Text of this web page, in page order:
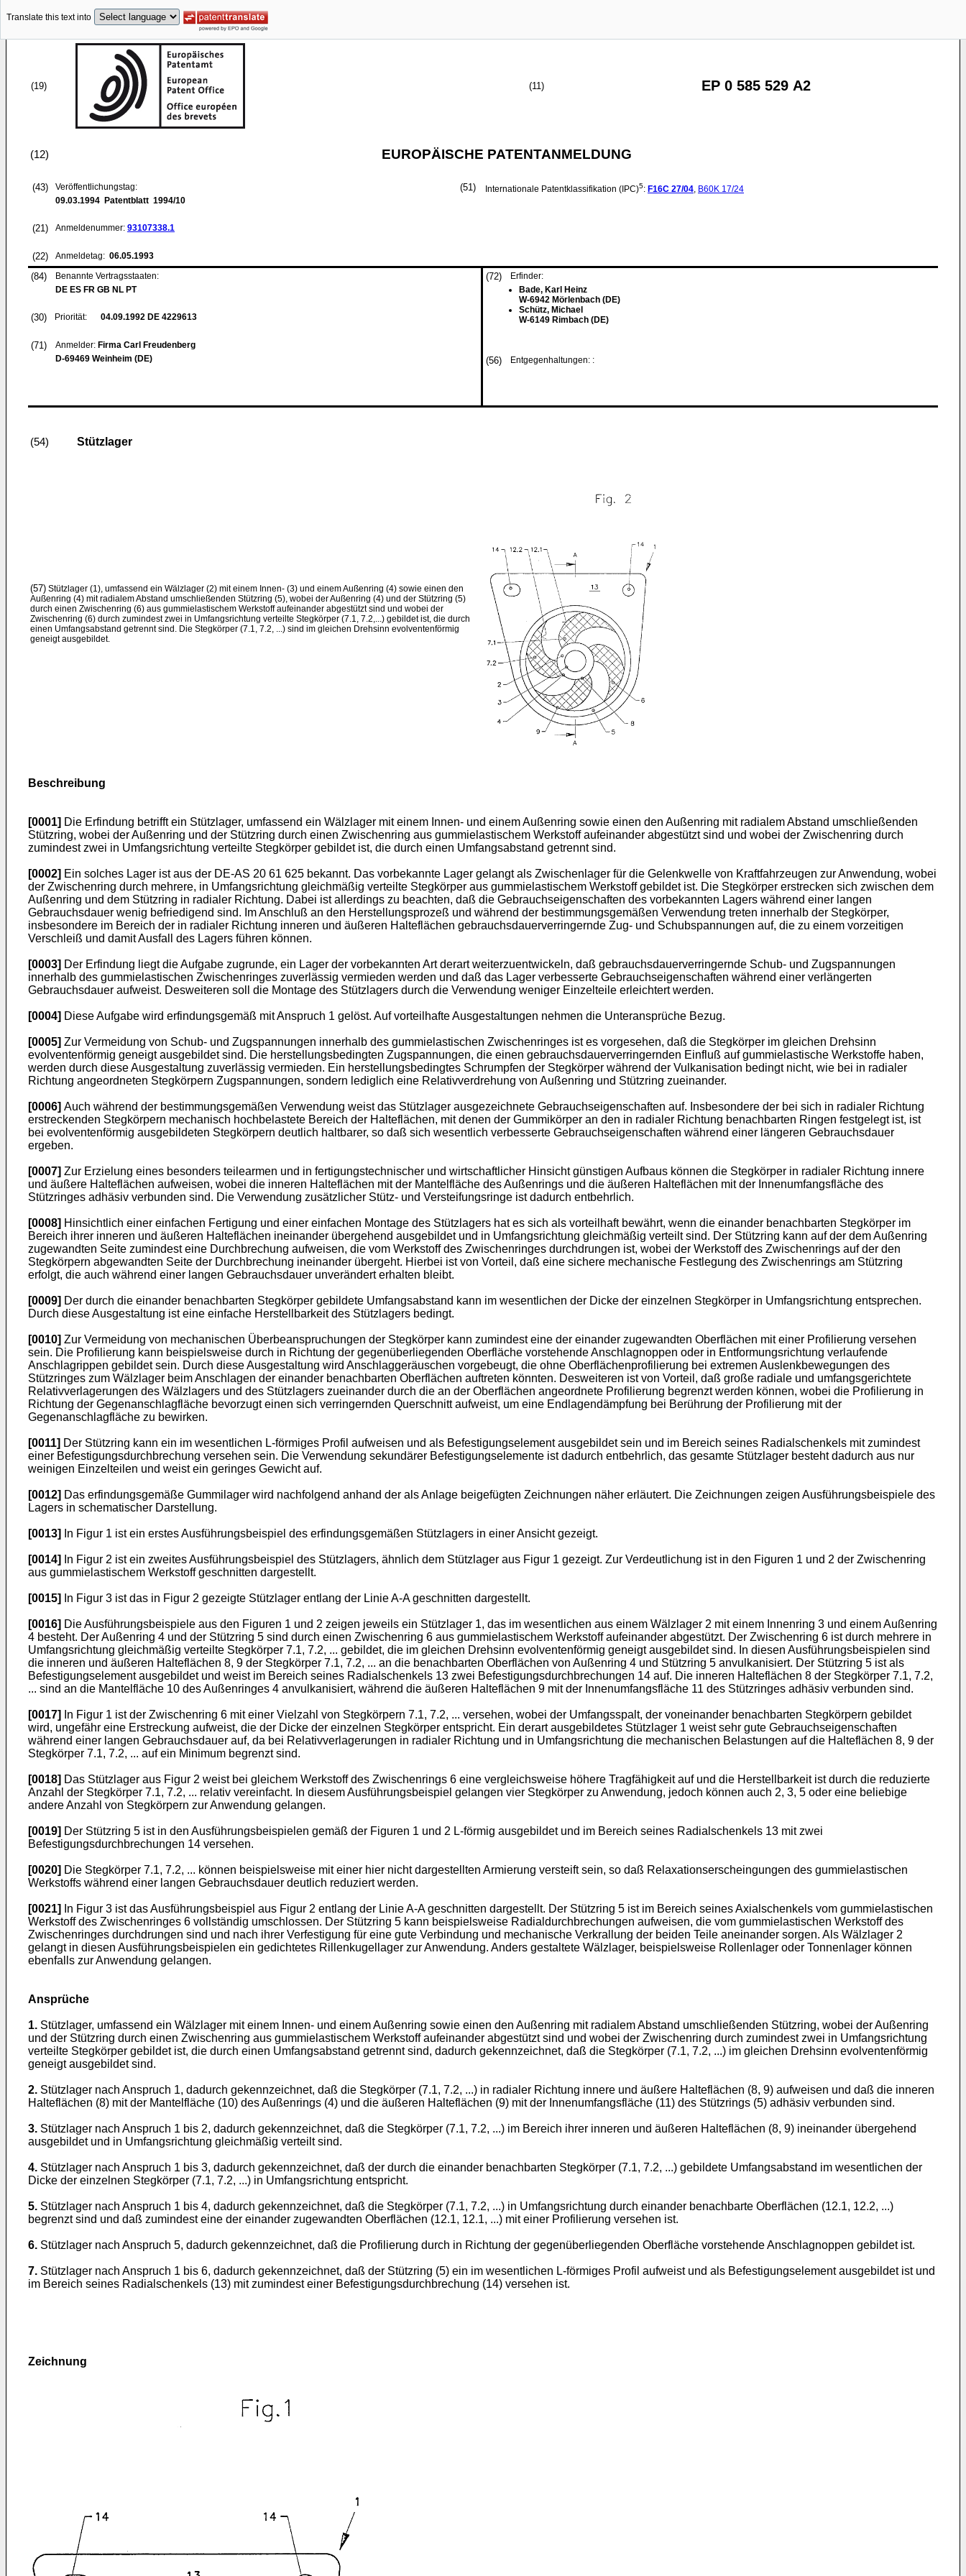
Translate this text into
(19) (11) EP 0 585 529 A2
(12) EUROPÄISCHE PATENTANMELDUNG
(43)
Veröffentlichungstag:
09.03.1994 Patentblatt 1994/10
(21) Anmeldenummer: 93107338.1
(22) Anmeldetag: 06.05.1993
(51) Internationale Patentklassifikation (IPC)5: F16C 27/04, B60K 17/24
(84)
Benannte Vertragsstaaten:
DE ES FR GB NL PT
(30) Priorität: 04.09.1992 DE 4229613
(71) Anmelder: Firma Carl Freudenberg
D-69469 Weinheim (DE)
(72)
Erfinder:
Bade, Karl Heinz
W-6942 Mörlenbach (DE)
Schütz, Michael
W-6149 Rimbach (DE)
(56) Entgegenhaltungen: :
(54) Stützlager
(57) Stützlager (1), umfassend ein Wälzlager (2) mit einem Innen- (3) und einem Außenring (4) sowie einen den
Außenring (4) mit radialem Abstand umschließenden Stützring (5), wobei der Außenring (4) und der Stützring (5)
durch einen Zwischenring (6) aus gummielastischem Werkstoff aufeinander abgestützt sind und wobei der
Zwischenring (6) durch zumindest zwei in Umfangsrichtung verteilte Stegkörper (7.1, 7.2,...) gebildet ist, die durch
einen Umfangsabstand getrennt sind. Die Stegkörper (7.1, 7.2, ...) sind im gleichen Drehsinn evolventenförmig
geneigt ausgebildet.
Beschreibung
[0001] Die Erfindung betrifft ein Stützlager, umfassend ein Wälzlager mit einem Innen- und einem Außenring sowie einen den Außenring mit radialem Abstand umschließenden
Stützring, wobei der Außenring und der Stützring durch einen Zwischenring aus gummielastischem Werkstoff aufeinander abgestützt sind und wobei der Zwischenring durch
zumindest zwei in Umfangsrichtung verteilte Stegkörper gebildet ist, die durch einen Umfangsabstand getrennt sind.
[0002] Ein solches Lager ist aus der DE-AS 20 61 625 bekannt. Das vorbekannte Lager gelangt als Zwischenlager für die Gelenkwelle von Kraftfahrzeugen zur Anwendung, wobei
der Zwischenring durch mehrere, in Umfangsrichtung gleichmäßig verteilte Stegkörper aus gummielastischem Werkstoff gebildet ist. Die Stegkörper erstrecken sich zwischen dem
Außenring und dem Stützring in radialer Richtung. Dabei ist allerdings zu beachten, daß die Gebrauchseigenschaften des vorbekannten Lagers während einer langen
Gebrauchsdauer wenig befriedigend sind. Im Anschluß an den Herstellungsprozeß und während der bestimmungsgemäßen Verwendung treten innerhalb der Stegkörper,
insbesondere im Bereich der in radialer Richtung inneren und äußeren Halteflächen gebrauchsdauerverringernde Zug- und Schubspannungen auf, die zu einem vorzeitigen
Verschleiß und damit Ausfall des Lagers führen können.
[0003] Der Erfindung liegt die Aufgabe zugrunde, ein Lager der vorbekannten Art derart weiterzuentwickeln, daß gebrauchsdauerverringernde Schub- und Zugspannungen
innerhalb des gummielastischen Zwischenringes zuverlässig vermieden werden und daß das Lager verbesserte Gebrauchseigenschaften während einer verlängerten
Gebrauchsdauer aufweist. Desweiteren soll die Montage des Stützlagers durch die Verwendung weniger Einzelteile erleichtert werden.
[0004] Diese Aufgabe wird erfindungsgemäß mit Anspruch 1 gelöst. Auf vorteilhafte Ausgestaltungen nehmen die Unteransprüche Bezug.
[0005] Zur Vermeidung von Schub- und Zugspannungen innerhalb des gummielastischen Zwischenringes ist es vorgesehen, daß die Stegkörper im gleichen Drehsinn
evolventenförmig geneigt ausgebildet sind. Die herstellungsbedingten Zugspannungen, die einen gebrauchsdauerverringernden Einfluß auf gummielastische Werkstoffe haben,
werden durch diese Ausgestaltung zuverlässig vermieden. Ein herstellungsbedingtes Schrumpfen der Stegkörper während der Vulkanisation bedingt nicht, wie bei in radialer
Richtung angeordneten Stegkörpern Zugspannungen, sondern lediglich eine Relativverdrehung von Außenring und Stützring zueinander.
[0006] Auch während der bestimmungsgemäßen Verwendung weist das Stützlager ausgezeichnete Gebrauchseigenschaften auf. Insbesondere der bei sich in radialer Richtung
erstreckenden Stegkörpern mechanisch hochbelastete Bereich der Halteflächen, mit denen der Gummikörper an den in radialer Richtung benachbarten Ringen festgelegt ist, ist
bei evolventenförmig ausgebildeten Stegkörpern deutlich haltbarer, so daß sich wesentlich verbesserte Gebrauchseigenschaften während einer längeren Gebrauchsdauer
ergeben.
[0007] Zur Erzielung eines besonders teilearmen und in fertigungstechnischer und wirtschaftlicher Hinsicht günstigen Aufbaus können die Stegkörper in radialer Richtung innere
und äußere Halteflächen aufweisen, wobei die inneren Halteflächen mit der Mantelfläche des Außenrings und die äußeren Halteflächen mit der Innenumfangsfläche des
Stützringes adhäsiv verbunden sind. Die Verwendung zusätzlicher Stütz- und Versteifungsringe ist dadurch entbehrlich.
[0008] Hinsichtlich einer einfachen Fertigung und einer einfachen Montage des Stützlagers hat es sich als vorteilhaft bewährt, wenn die einander benachbarten Stegkörper im
Bereich ihrer inneren und äußeren Halteflächen ineinander übergehend ausgebildet und in Umfangsrichtung gleichmäßig verteilt sind. Der Stützring kann auf der dem Außenring
zugewandten Seite zumindest eine Durchbrechung aufweisen, die vom Werkstoff des Zwischenringes durchdrungen ist, wobei der Werkstoff des Zwischenrings auf der den
Stegkörpern abgewandten Seite der Durchbrechung ineinander übergeht. Hierbei ist von Vorteil, daß eine sichere mechanische Festlegung des Zwischenrings am Stützring
erfolgt, die auch während einer langen Gebrauchsdauer unverändert erhalten bleibt.
[0009] Der durch die einander benachbarten Stegkörper gebildete Umfangsabstand kann im wesentlichen der Dicke der einzelnen Stegkörper in Umfangsrichtung entsprechen.
Durch diese Ausgestaltung ist eine einfache Herstellbarkeit des Stützlagers bedingt.
[0010] Zur Vermeidung von mechanischen Überbeanspruchungen der Stegkörper kann zumindest eine der einander zugewandten Oberflächen mit einer Profilierung versehen
sein. Die Profilierung kann beispielsweise durch in Richtung der gegenüberliegenden Oberfläche vorstehende Anschlagnoppen oder in Entformungsrichtung verlaufende
Anschlagrippen gebildet sein. Durch diese Ausgestaltung wird Anschlaggeräuschen vorgebeugt, die ohne Oberflächenprofilierung bei extremen Auslenkbewegungen des
Stützringes zum Wälzlager beim Anschlagen der einander benachbarten Oberflächen auftreten könnten. Desweiteren ist von Vorteil, daß große radiale und umfangsgerichtete
Relativverlagerungen des Wälzlagers und des Stützlagers zueinander durch die an der Oberflächen angeordnete Profilierung begrenzt werden können, wobei die Profilierung in
Richtung der Gegenanschlagfläche bevorzugt einen sich verringernden Querschnitt aufweist, um eine Endlagendämpfung bei Berührung der Profilierung mit der
Gegenanschlagfläche zu bewirken.
[0011] Der Stützring kann ein im wesentlichen L-förmiges Profil aufweisen und als Befestigungselement ausgebildet sein und im Bereich seines Radialschenkels mit zumindest
einer Befestigungsdurchbrechung versehen sein. Die Verwendung sekundärer Befestigungselemente ist dadurch entbehrlich, das gesamte Stützlager besteht dadurch aus nur
weinigen Einzelteilen und weist ein geringes Gewicht auf.
[0012] Das erfindungsgemäße Gummilager wird nachfolgend anhand der als Anlage beigefügten Zeichnungen näher erläutert. Die Zeichnungen zeigen Ausführungsbeispiele des
Lagers in schematischer Darstellung.
[0013] In Figur 1 ist ein erstes Ausführungsbeispiel des erfindungsgemäßen Stützlagers in einer Ansicht gezeigt.
[0014]
In Figur 2 ist ein zweites Ausführungsbeispiel des Stützlagers, ähnlich dem Stützlager aus Figur 1 gezeigt. Zur Verdeutlichung ist in den Figuren 1 und 2 der Zwischenring
aus gummielastischem Werkstoff geschnitten dargestellt.
[0015] In Figur 3 ist das in Figur 2 gezeigte Stützlager entlang der Linie A-A geschnitten dargestellt.
[0016] Die Ausführungsbeispiele aus den Figuren 1 und 2 zeigen jeweils ein Stützlager 1, das im wesentlichen aus einem Wälzlager 2 mit einem Innenring 3 und einem Außenring
4 besteht. Der Außenring 4 und der Stützring 5 sind durch einen Zwischenring 6 aus gummielastischem Werkstoff aufeinander abgestützt. Der Zwischenring 6 ist durch mehrere in
Umfangsrichtung gleichmäßig verteilte Stegkörper 7.1, 7.2, ... gebildet, die im gleichen Drehsinn evolventenförmig geneigt ausgebildet sind. In diesen Ausführungsbeispielen sind
die inneren und äußeren Halteflächen 8, 9 der Stegkörper 7.1, 7.2, ... an die benachbarten Oberflächen von Außenring 4 und Stützring 5 anvulkanisiert. Der Stützring 5 ist als
Befestigungselement ausgebildet und weist im Bereich seines Radialschenkels 13 zwei Befestigungsdurchbrechungen 14 auf. Die inneren Halteflächen 8 der Stegkörper 7.1, 7.2,
... sind an die Mantelfläche 10 des Außenringes 4 anvulkanisiert, während die äußeren Halteflächen 9 mit der Innenumfangsfläche 11 des Stützringes adhäsiv verbunden sind.
[0017]
In Figur 1 ist der Zwischenring 6 mit einer Vielzahl von Stegkörpern 7.1, 7.2, ... versehen, wobei der Umfangsspalt, der voneinander benachbarten Stegkörpern gebildet
wird, ungefähr eine Erstreckung aufweist, die der Dicke der einzelnen Stegkörper entspricht. Ein derart ausgebildetes Stützlager 1 weist sehr gute Gebrauchseigenschaften
während einer langen Gebrauchsdauer auf, da bei Relativverlagerungen in radialer Richtung und in Umfangsrichtung die mechanischen Belastungen auf die Halteflächen 8, 9 der
Stegkörper 7.1, 7.2, ... auf ein Minimum begrenzt sind.
[0018] Das Stützlager aus Figur 2 weist bei gleichem Werkstoff des Zwischenrings 6 eine vergleichsweise höhere Tragfähigkeit auf und die Herstellbarkeit ist durch die reduzierte
Anzahl der Stegkörper 7.1, 7.2, ... relativ vereinfacht. In diesem Ausführungsbeispiel gelangen vier Stegkörper zu Anwendung, jedoch können auch 2, 3, 5 oder eine beliebige
andere Anzahl von Stegkörpern zur Anwendung gelangen.
[0019] Der Stützring 5 ist in den Ausführungsbeispielen gemäß der Figuren 1 und 2 L-förmig ausgebildet und im Bereich seines Radialschenkels 13 mit zwei
Befestigungsdurchbrechungen 14 versehen.
[0020] Die Stegkörper 7.1, 7.2, ... können beispielsweise mit einer hier nicht dargestellten Armierung versteift sein, so daß Relaxationserscheingungen des gummielastischen
Werkstoffs während einer langen Gebrauchsdauer deutlich reduziert werden.
[0021]
In Figur 3 ist das Ausführungsbeispiel aus Figur 2 entlang der Linie A-A geschnitten dargestellt. Der Stützring 5 ist im Bereich seines Axialschenkels vom gummielastischen
Werkstoff des Zwischenringes 6 vollständig umschlossen. Der Stützring 5 kann beispielsweise Radialdurchbrechungen aufweisen, die vom gummielastischen Werkstoff des
Zwischenringes durchdrungen sind und nach ihrer Verfestigung für eine gute Verbindung und mechanische Verkrallung der beiden Teile aneinander sorgen. Als Wälzlager 2
gelangt in diesen Ausführungsbeispielen ein gedichtetes Rillenkugellager zur Anwendung. Anders gestaltete Wälzlager, beispielsweise Rollenlager oder Tonnenlager können
ebenfalls zur Anwendung gelangen.
Ansprüche
1. Stützlager, umfassend ein Wälzlager mit einem Innen- und einem Außenring sowie einen den Außenring mit radialem Abstand umschließenden Stützring, wobei der Außenring
und der Stützring durch einen Zwischenring aus gummielastischem Werkstoff aufeinander abgestützt sind und wobei der Zwischenring durch zumindest zwei in Umfangsrichtung
verteilte Stegkörper gebildet ist, die durch einen Umfangsabstand getrennt sind, dadurch gekennzeichnet, daß die Stegkörper (7.1, 7.2, ...) im gleichen Drehsinn evolventenförmig
geneigt ausgebildet sind.
2. Stützlager nach Anspruch 1, dadurch gekennzeichnet, daß die Stegkörper (7.1, 7.2, ...) in radialer Richtung innere und äußere Halteflächen (8, 9) aufweisen und daß die inneren
Halteflächen (8) mit der Mantelfläche (10) des Außenrings (4) und die äußeren Halteflächen (9) mit der Innenumfangsfläche (11) des Stützrings (5) adhäsiv verbunden sind.
3. Stützlager nach Anspruch 1 bis 2, dadurch gekennzeichnet, daß die Stegkörper (7.1, 7.2, ...) im Bereich ihrer inneren und äußeren Halteflächen (8, 9) ineinander übergehend
ausgebildet und in Umfangsrichtung gleichmäßig verteilt sind.
4. Stützlager nach Anspruch 1 bis 3, dadurch gekennzeichnet, daß der durch die einander benachbarten Stegkörper (7.1, 7.2, ...) gebildete Umfangsabstand im wesentlichen der
Dicke der einzelnen Stegkörper (7.1, 7.2, ...) in Umfangsrichtung entspricht.
5. Stützlager nach Anspruch 1 bis 4, dadurch gekennzeichnet, daß die Stegkörper (7.1, 7.2, ...) in Umfangsrichtung durch einander benachbarte Oberflächen (12.1, 12.2, ...)
begrenzt sind und daß zumindest eine der einander zugewandten Oberflächen (12.1, 12.1, ...) mit einer Profilierung versehen ist.
6. Stützlager nach Anspruch 5, dadurch gekennzeichnet, daß die Profilierung durch in Richtung der gegenüberliegenden Oberfläche vorstehende Anschlagnoppen gebildet ist.
7. Stützlager nach Anspruch 1 bis 6, dadurch gekennzeichnet, daß der Stützring (5) ein im wesentlichen L-förmiges Profil aufweist und als Befestigungselement ausgebildet ist und
im Bereich seines Radialschenkels (13) mit zumindest einer Befestigungsdurchbrechung (14) versehen ist.
Zeichnung